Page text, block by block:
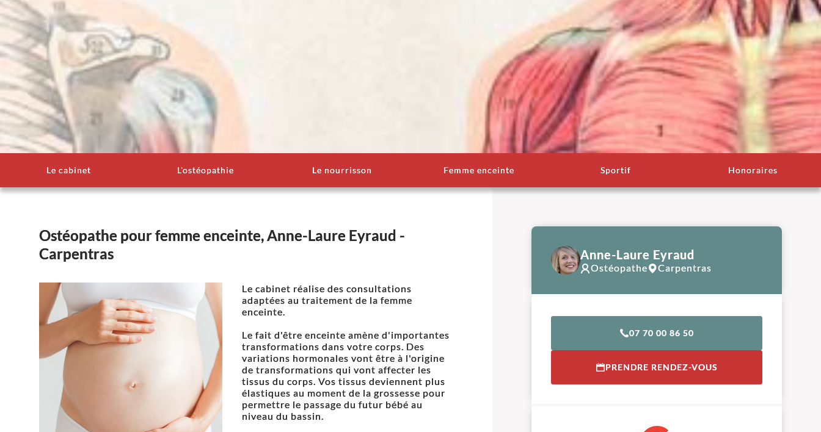
Le cabinet L'ostéopathie Le nourrisson Femme enceinte Sportif Honoraires
Ostéopathe pour femme enceinte, Anne-Laure Eyraud -
Carpentras
Le cabinet réalise des consultations
adaptées au traitement de la femme
enceinte.
Le fait d'être enceinte amène d'importantes
transformations dans votre corps. Des
variations hormonales vont être à l'origine
de transformations qui vont affecter les
tissus du corps. Vos tissus deviennent plus
élastiques au moment de la grossesse pour
permettre le passage du futur bébé au
niveau du bassin.
Anne-Laure Eyraud
Ostéopathe Carpentras
07 70 00 86 50
PRENDRE RENDEZ-VOUS